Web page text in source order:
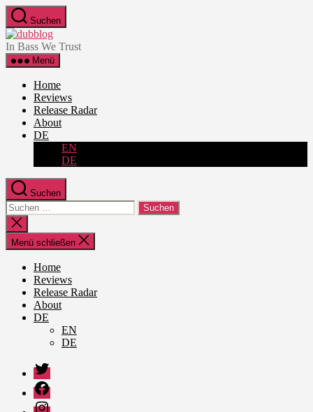
Zum
Inhalt
springen
Suchen
dubblog
In Bass We Trust
Menü
Home
Reviews
Release Radar
About
DE
EN
DE
Suchen
Suche
nach:
Suche
schließen
Menü schließen
Home
Reviews
Release Radar
About
DE
EN
DE
Twitter
Facebook
Instagram